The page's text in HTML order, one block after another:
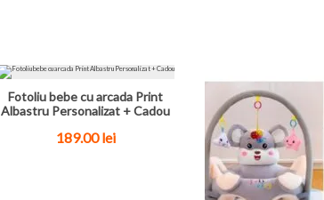
Fotoliu bebe cu arcada Print
Albastru Personalizat + Cadou
189.00 lei